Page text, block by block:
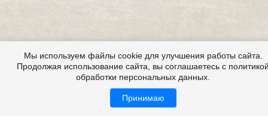
Мы используем файлы cookie для улучшения работы сайта.
Продолжая использование сайта, вы соглашаетесь с
обработки персональных данных.
Принимаю